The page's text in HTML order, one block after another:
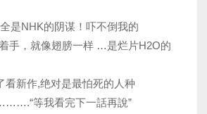
是NHK的阴谋！吓不倒我的
手，就像翅膀一样 …是烂片H2O的
看新作,绝对是最怕死的人种
等我看完下一話再說”